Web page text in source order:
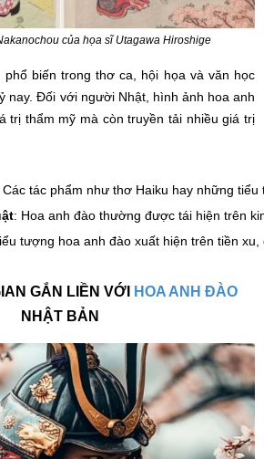
của họa sĩ Utagawa Hiroshige
phổ biến trong thơ ca, hội họa và văn học
nay. Đối với người Nhật, hình ảnh hoa anh
trị thẩm mỹ mà còn truyền tải nhiều giá trị
Các tác phẩm như thơ Haiku hay những
: Hoa anh đào thường được tái hiện trên
tượng hoa anh đào xuất hiện trên tiền
GẮN LIỀN VỚI
HOA ANH ĐÀO
NHẬT BẢN